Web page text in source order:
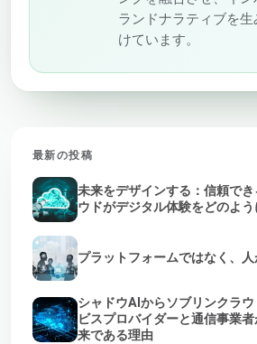
ランドナラティブを
けています。
最新の投稿
未来をデザインする：信頼で
ウドがデジタル体験をどのよ
プラットフォームではなく、
シャドウAIからソブリンクラ
ビスプロバイダーと通信事業
来である理由